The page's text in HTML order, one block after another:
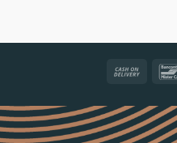
Cash